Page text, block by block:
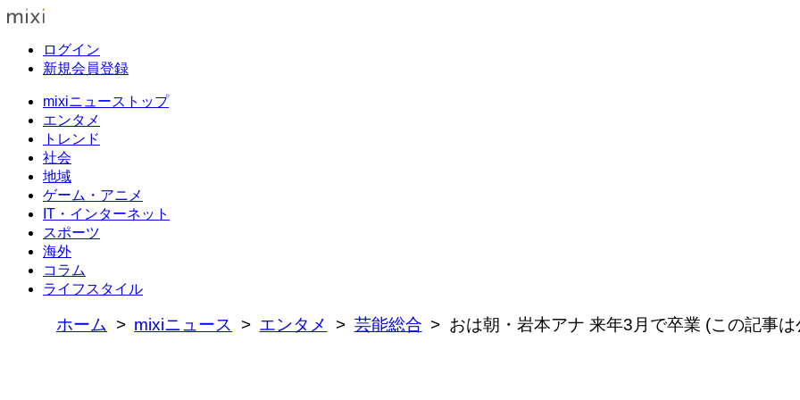
ログイン
新規会員登録
mixiニューストップ
エンタメ
トレンド
社会
地域
ゲーム・アニメ
IT・インターネット
スポーツ
海外
コラム
ライフスタイル
ホーム mixiニュース エンタメ 芸能総合 おは朝・岩本アナ 来年3月で卒業 (この記事